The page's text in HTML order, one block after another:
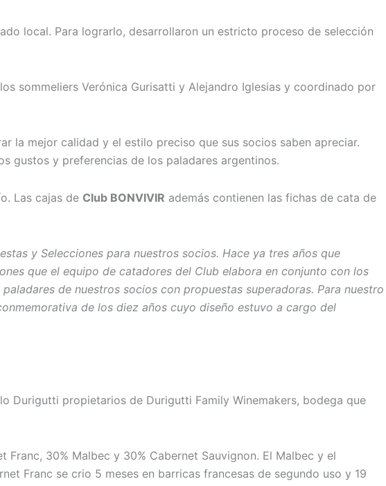
local. Para lograrlo, desarrollaron un estricto proceso de selección
sommeliers Verónica Gurisatti y Alejandro Iglesias y coordinado por
la mejor calidad y el estilo preciso que sus socios saben apreciar.
gustos y preferencias de los paladares argentinos.
Las cajas de Club BONVIVIR además contienen las fichas de cata de
y Selecciones para nuestros socios. Hace ya tres años que
que el equipo de catadores del Club elabora en conjunto con los
de nuestros socios con propuestas superadoras. Para nuestro
de los diez años cuyo diseño estuvo a cargo del
Durigutti propietarios de Durigutti Family Winemakers, bodega que
30% Malbec y 30% Cabernet Sauvignon. El Malbec y el
Franc se crio 5 meses en barricas francesas de segundo uso y 19